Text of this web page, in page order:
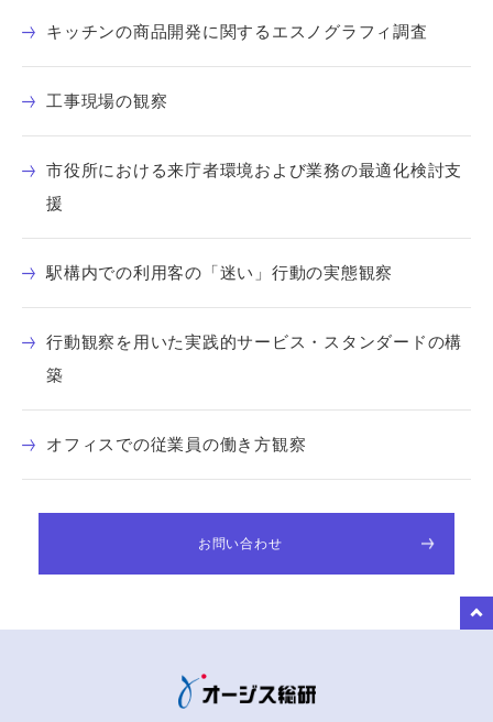
キッチンの商品開発に関するエスノグラフィ調査
工事現場の観察
市役所における来庁者環境および業務の最適化検討支
援
駅構内での利用客の「迷い」行動の実態観察
行動観察を用いた実践的サービス・スタンダードの構
築
オフィスでの従業員の働き方観察
お問い合わせ